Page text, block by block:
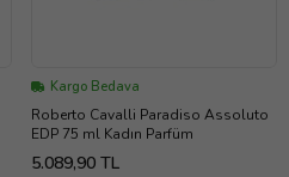
Kargo Bedava
Roberto Cavalli Paradiso Assoluto
EDP 75 ml Kadın Parfüm
5.089,90 TL